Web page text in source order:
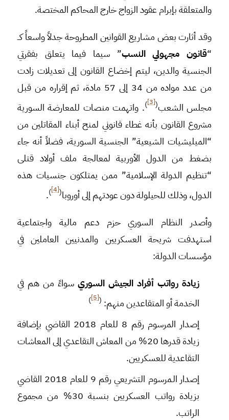
والمتعلقة بإبرام عقود الزواج خارج المحاكم المختصة.
وقد أثارت بعض مشاريع القوانين المطروحة جدلاً واسعاً كــ
“قانون مجهولي النسب” سيما فيما يتعلق بفقرتي
الجنسية والدين، ليتم إخضاع القانون إلى تعديلات زادت
من عدد مواده من 34 إلى 57 مادة، ثم إقراره من قبل
مجلس الشعب(
[3]
). واتهمت منصات للمعارضة السورية
مشروع القانون بأنه غطاء قانوني لمنح أبناء المقاتلين من
“الميليشيات الشيعية” الجنسية السورية، فضلاً أنه جاء
بضغط من الدول الأوربية لمعالجة ملف أولاد قتلى
“تنظيم الدولة الإسلامية” ممن يمتلكون جنسيات هذه
الدول، وذلك للحيلولة دون عودتهم إلى أوروبا(
[4]
)
.
وأصدر النظام السوري حزم دعم مالية واجتماعية
استهدفت شريحة العسكريين والمدنيين العاملين في
مؤسسات الدولة:
زيادة رواتب أفراد الجيش السوري سواءً من هم في
الخدمة أو المتقاعدين منهم: (
[5]
)
إصدار المرسوم رقم 8 للعام 2018 القاضي بإضافة
زيادة قدرها 20% من المعاش التقاعدي إلى المعاشات
التقاعدية للعسكريين.
إصدار الـمرسوم التشريعي رقم 9 للعام 2018 القاضي
بزيادة رواتب العسكريين بنسبة 30% من مجموع
الراتب.